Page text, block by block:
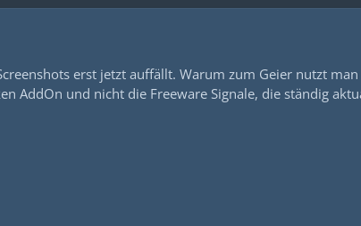
erst jetzt auffällt. Warum zum Geier nutzt
AddOn und nicht die Freeware Signale, die ständig